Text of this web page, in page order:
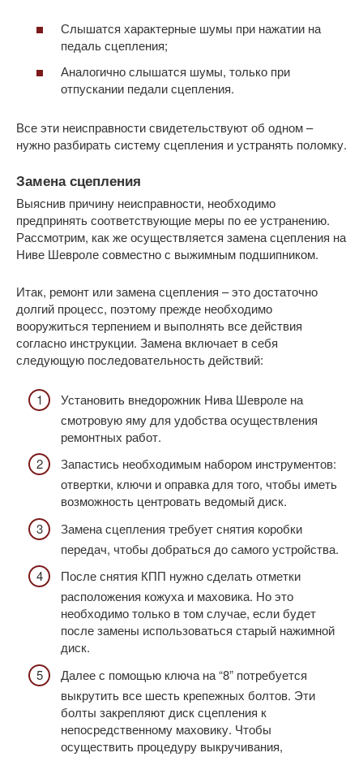
Слышатся характерные шумы при нажатии на
педаль сцепления;
Аналогично слышатся шумы, только при
отпускании педали сцепления.
Все эти неисправности свидетельствуют об одном –
нужно разбирать систему сцепления и устранять поломку.
Замена сцепления
Выяснив причину неисправности, необходимо
предпринять соответствующие меры по ее устранению.
Рассмотрим, как же осуществляется замена сцепления на
Ниве Шевроле совместно с выжимным подшипником.
Итак, ремонт или замена сцепления – это достаточно
долгий процесс, поэтому прежде необходимо
вооружиться терпением и выполнять все действия
согласно инструкции. Замена включает в себя
следующую последовательность действий:
Установить внедорожник Нива Шевроле на
смотровую яму для удобства осуществления
ремонтных работ.
Запастись необходимым набором инструментов:
отвертки, ключи и оправка для того, чтобы иметь
возможность центровать ведомый диск.
Замена сцепления требует снятия коробки
передач, чтобы добраться до самого устройства.
После снятия КПП нужно сделать отметки
расположения кожуха и маховика. Но это
необходимо только в том случае, если будет
после замены использоваться старый нажимной
диск.
Далее с помощью ключа на “8” потребуется
выкрутить все шесть крепежных болтов. Эти
болты закрепляют диск сцепления к
непосредственному маховику. Чтобы
осуществить процедуру выкручивания,